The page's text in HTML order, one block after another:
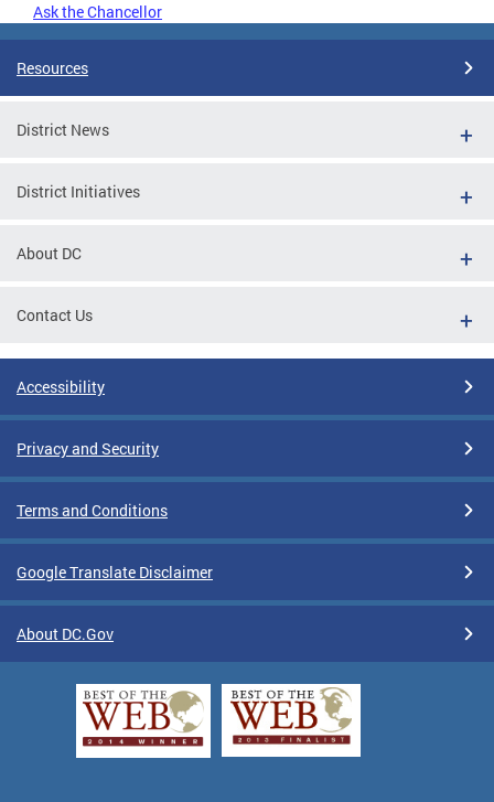
Ask the Chancellor
Resources
District News
District Initiatives
About DC
Contact Us
Accessibility
Privacy and Security
Terms and Conditions
Google Translate Disclaimer
About DC.Gov